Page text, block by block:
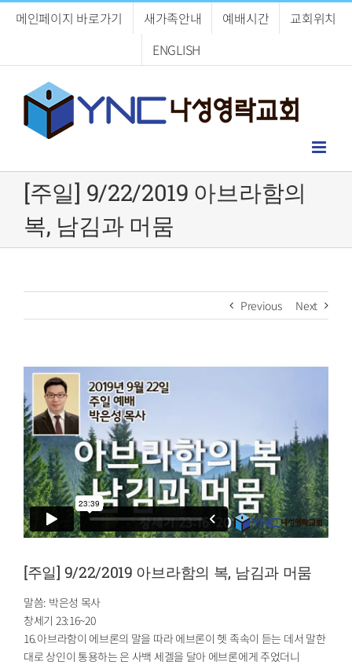
메인페이지 바로가기 새가족안내 예배시간
교회위치
ENGLISH
[주일] 9/22/2019 아브라함의
복, 남김과 머뭄
Previous Next
[주일] 9/22/2019 아브라함의 복, 남김과 머뭄
말씀: 박은성 목사
창세기 23:16~20
16.아브라함이 에브론의 말을 따라 에브론이 헷 족속이 듣는 데서 말한
대로 상인이 통용하는 은 사백 세겔을 달아 에브론에게 주었더니